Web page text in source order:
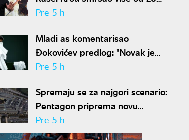
kilograma pa zapalio društvene
Pre 5 h
Mladi as komentarisao
Đokovićev predlog: "Novak je
sve stariji, zato nam predlaže
Pre 5 h
Spremaju se za najgori scenario:
Pentagon priprema novu
nuklearnu strategiju za
eventualni sukob sa Rusijom i
Pre 5 h